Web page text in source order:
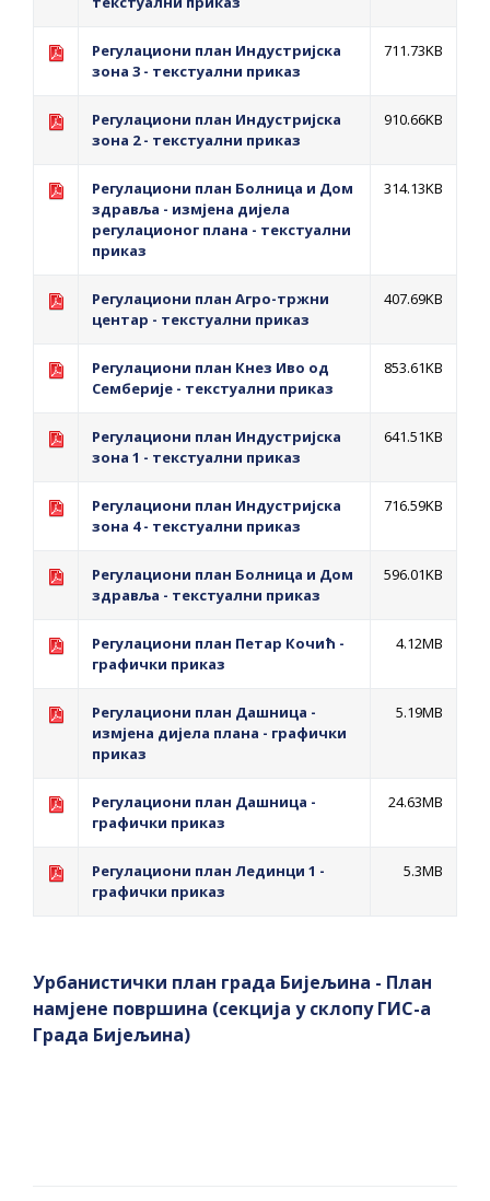
Регулациони план Индустријска
зона 3 - текстуални приказ
711.73KB
Регулациони план Индустријска
зона 2 - текстуални приказ
910.66KB
Регулациони план Болница и Дом
здравља - измјена дијела
регулационог плана - текстуални
приказ
314.13KB
Регулациони план Агро-тржни
центар - текстуални приказ
407.69KB
Регулациони план Кнез Иво од
Семберије - текстуални приказ
853.61KB
Регулациони план Индустријска
зона 1 - текстуални приказ
641.51KB
Регулациони план Индустријска
зона 4 - текстуални приказ
716.59KB
Регулациони план Болница и Дом
здравља - текстуални приказ
596.01KB
Регулациони план Петар Кочић -
графички приказ
4.12MB
Регулациони план Дашница -
измјена дијела плана - графички
приказ
5.19MB
Регулациони план Дашница -
графички приказ
24.63MB
Регулациони план Лединци 1 -
графички приказ
5.3MB
Урбанистички план града Бијељина - План
намјене површина (секција у склопу ГИС-а
Града Бијељина)